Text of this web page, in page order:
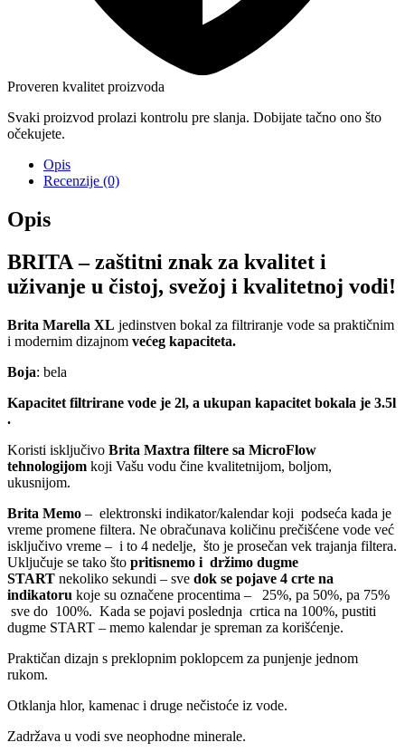
Proveren kvalitet proizvoda
Svaki proizvod prolazi kontrolu pre slanja. Dobijate tačno ono što
očekujete.
Opis
Recenzije (0)
Opis
BRITA – zaštitni znak za kvalitet i
uživanje u čistoj, svežoj i kvalitetnoj vodi!
Brita Marella XL jedinstven bokal za filtriranje vode sa praktičnim
i modernim dizajnom većeg kapaciteta.
Boja: bela
Kapacitet filtrirane vode je 2l, a ukupan kapacitet bokala je 3.5l
.
Koristi isključivo Brita Maxtra filtere sa MicroFlow
tehnologijom koji Vašu vodu čine kvalitetnijom, boljom,
ukusnijom.
Brita Memo – elektronski indikator/kalendar koji podseća kada je
vreme promene filtera. Ne obračunava količinu prečišćene vode već
isključivo vreme – i to 4 nedelje, što je prosečan vek trajanja filtera.
Uključuje se tako što pritisnemo i držimo dugme
START nekoliko sekundi – sve dok se pojave 4 crte na
indikatoru koje su označene procentima – 25%, pa 50%, pa 75%
sve do 100%. Kada se pojavi poslednja crtica na 100%, pustiti
dugme START – memo kalendar je spreman za korišćenje.
Praktičan dizajn s preklopnim poklopcem za punjenje jednom
rukom.
Otklanja hlor, kamenac i druge nečistoće iz vode.
Zadržava u vodi sve neophodne minerale.